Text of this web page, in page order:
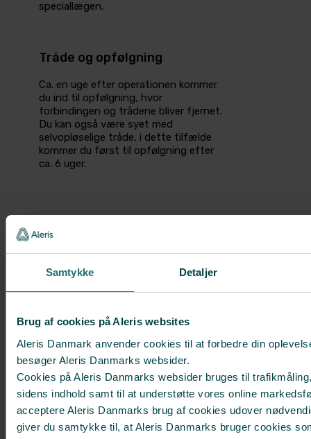
Samtykke Detaljer
Brug af cookies på Aleris websites
Aleris Danmark anvender cookies til at forbedre din
besøger Aleris Danmarks websider.
Cookies på Aleris Danmarks websider bruges til
sidens indhold samt til at understøtte vores online
acceptere Aleris Danmarks brug af cookies udover
giver du samtykke til, at Aleris Danmarks bruger cookies
speciallægen.
Tråde og opfølgning
Ca. en uge efter operationen kommer
du ind til opfølgning, hvor
forbindingen og trådene bliver fjernet.
Du kan også være syet med
selvopløselige tråde, i dette tilfælde
kommer du først til opfølgning efter
ca. 6 uger.
Se også
Før behandlingen
På operationsdagen
Mulige bivirkninger og
komplikationer
Brystforstørrelse med implantater
Brystløft
Fedtsugning